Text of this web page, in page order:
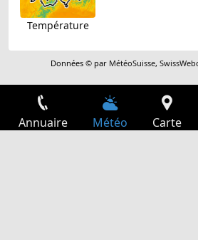
Température
Données © par MétéoSuisse,
Annuaire Météo Carte